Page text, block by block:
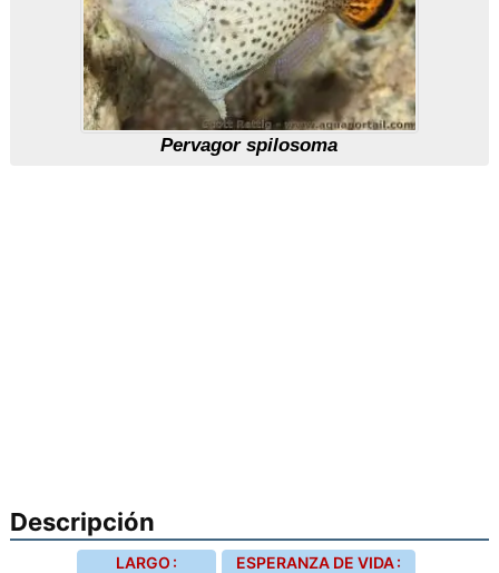
Pervagor spilosoma
Descripción
LARGO :
ESPERANZA DE VIDA :